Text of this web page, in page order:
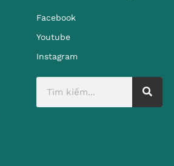
Facebook
Youtube
Instagram